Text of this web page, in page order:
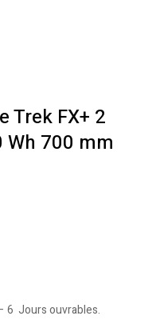
Trek FX+ 2
Wh 700 mm
6 Jours ouvrables.